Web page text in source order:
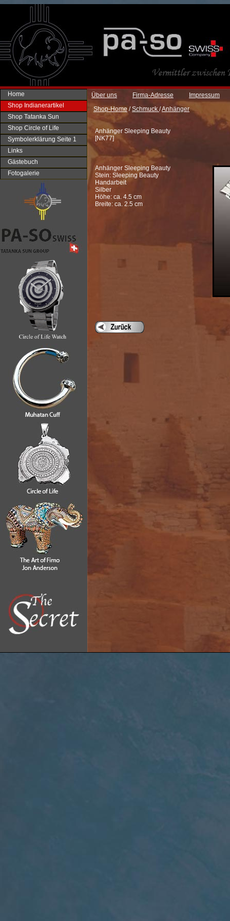
Home
Shop Indianerartikel
Shop Tatanka Sun
Shop Circle of Life
Symbolerklärung Seite 1
Links
Gästebuch
Fotogalerie
Über uns Firma-Adresse
Impressum
Shop-Home /Schmuck /Anhänger
Anhänger Sleeping Beauty
[NK77]
Anhänger Sleeping Beauty
Stein: Sleeping Beauty
Handarbeit
Silber
Höhe: ca. 4.5 cm
Breite: ca. 2.5 cm